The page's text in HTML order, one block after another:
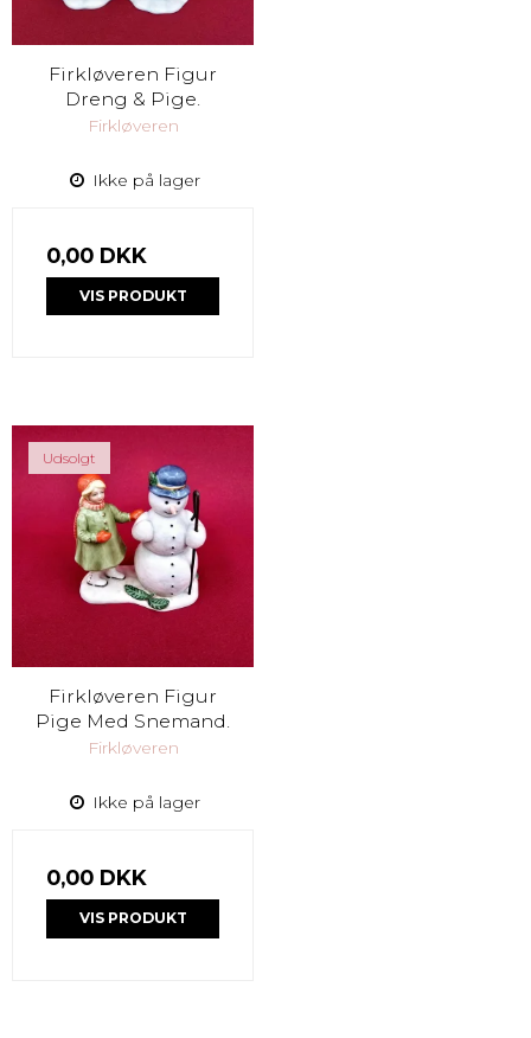
Firkløveren Figur
Dreng & Pige.
Firkløveren
Ikke på lager
0,00 DKK
VIS PRODUKT
Udsolgt
Firkløveren Figur
Pige Med Snemand.
Firkløveren
Ikke på lager
0,00 DKK
VIS PRODUKT